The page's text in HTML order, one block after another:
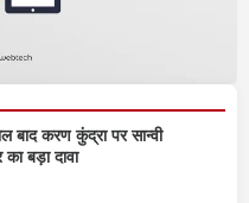
बाद करण कुंद्रा पर सान्वी
का बड़ा दावा